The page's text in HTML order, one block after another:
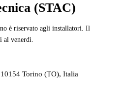
(STAC)
è riservato agli installatori. Il
al venerdì.
Torino (TO), Italia